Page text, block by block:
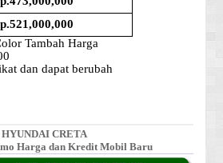
HYUNDAI CRETA
Harga dan Kredit Mobil Baru